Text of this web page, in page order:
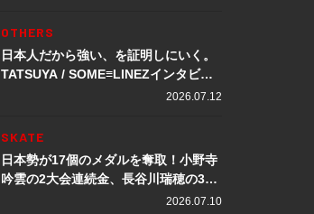
OTHERS
日本人だから強い、を証明しにいく。
TATSUYA / SOME≡LINEZインタビュ
2026.07.12
SKATE
日本勢が17個のメダルを奪取！小野寺
吟雲の2大会連続金、長谷川瑞穂の3メ
ダル獲得など数々の快挙をプレイバッ
2026.07.10